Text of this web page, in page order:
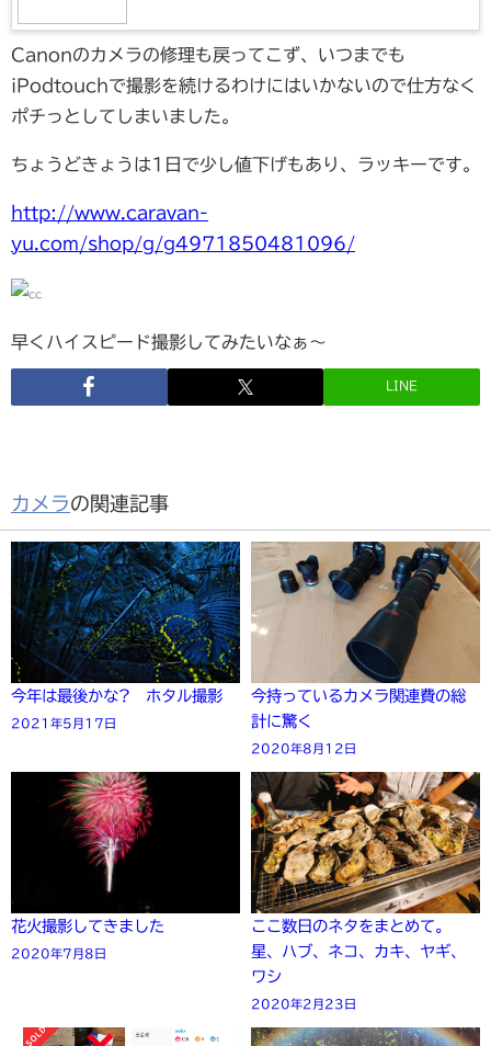
Canonのカメラの修理も戻ってこず、いつまでも
iPodtouchで撮影を続けるわけにはいかないので仕方なく
ポチっとしてしまいました。
ちょうどきょうは1日で少し値下げもあり、ラッキーです。
http://www.caravan-
yu.com/shop/g/g4971850481096/
早くハイスピード撮影してみたいなぁ～
LINE
カメラの関連記事
今年は最後かな? ホタル撮影
2021年5月17日
今持っているカメラ関連費の総
計に驚く
2020年8月12日
花火撮影してきました
2020年7月8日
ここ数日のネタをまとめて。
星、ハブ、ネコ、カキ、ヤギ、
ワシ
2020年2月23日